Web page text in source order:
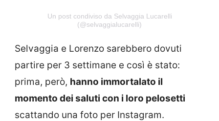
Un post condiviso da Selvaggia Lucarelli
(@selvaggialucarelli)
Selvaggia e Lorenzo sarebbero dovuti
partire per 3 settimane e così è stato:
prima, però, hanno immortalato il
momento dei saluti con i loro pelosetti
scattando una foto per Instagram.